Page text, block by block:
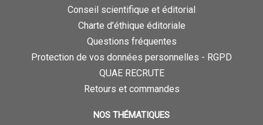
Conseil scientifique et éditorial
Charte d’éthique éditoriale
Questions fréquentes
Protection de vos données personnelles - RGPD
QUAE RECRUTE
Retours et commandes
NOS THÉMATIQUES